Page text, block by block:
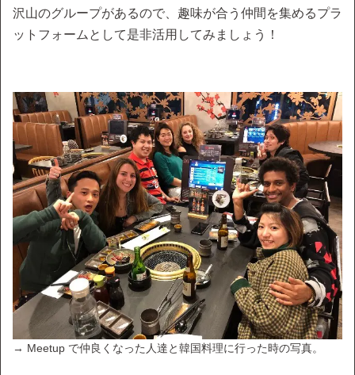
沢山のグループがあるので、趣味が合う仲間を集めるプラ
ットフォームとして是非活用してみましょう！
→ Meetup で仲良くなった人達と韓国料理に行った時の写真。